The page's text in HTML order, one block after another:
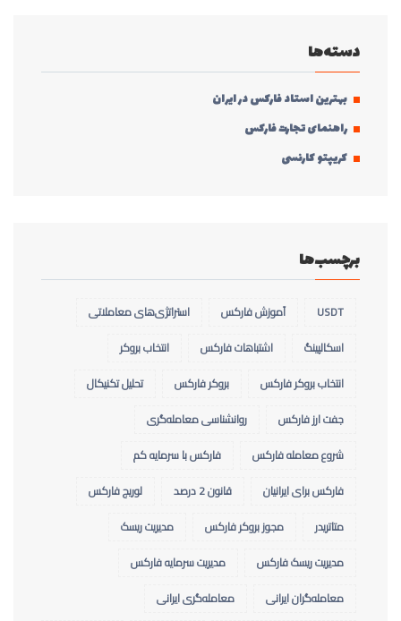
دسته‌ها
بهترین استاد فارکس در ایران
راهنمای تجارت فارکس
کریپتو کارنسی
برچسب‌ها
USDT آموزش فارکس
استراتژی‌های معاملاتی
اسکالپینگ
اشتباهات فارکس
انتخاب بروکر
انتخاب بروکر فارکس
بروکر فارکس
تحلیل تکنیکال
جفت ارز فارکس
روانشناسی معامله‌گری
شروع معامله فارکس
فارکس با سرمایه کم
فارکس برای ایرانیان
قانون 2 درصد
لوریج فارکس
متاتریدر
مجوز بروکر فارکس
مدیریت ریسک
مدیریت ریسک فارکس
مدیریت سرمایه فارکس
معامله‌گران ایرانی
معامله‌گری ایرانی